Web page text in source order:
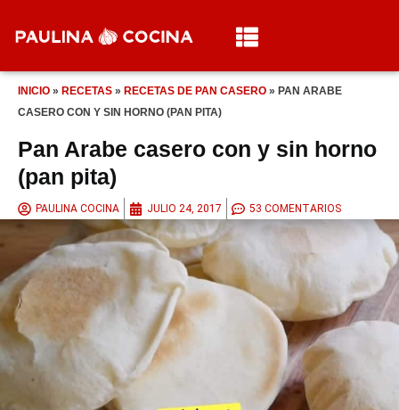
INICIO » RECETAS » RECETAS DE PAN CASERO » PAN ARABE
CASERO CON Y SIN HORNO (PAN PITA)
Pan Arabe casero con y sin horno
(pan pita)
PAULINA COCINA JULIO 24, 2017 53 COMENTARIOS